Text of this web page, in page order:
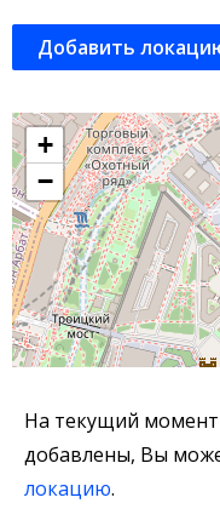
Добавить
+
−
На текущий момент
добавлены, Вы
локацию.